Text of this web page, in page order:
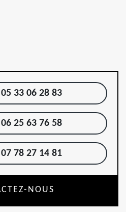
05 33 06 28 83
06 25 63 76 58
07 78 27 14 81
NOUS